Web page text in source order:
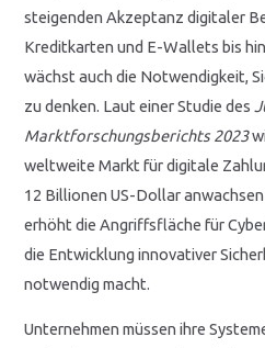
steigenden Akzeptanz digitaler
Kreditkarten und E-Wallets bis
wächst auch die Notwendigkeit,
zu denken. Laut einer Studie des
Marktforschungsberichts 2023
weltweite Markt für digitale
12 Billionen US-Dollar
erhöht die Angriffsfläche für
die Entwicklung innovativer
notwendig macht.
Unternehmen müssen ihre